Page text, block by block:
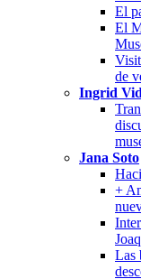
El
El
de
Ingrid
Jana Soto
+
Las